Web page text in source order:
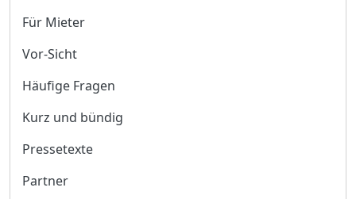
Für Mieter
Vor-Sicht
Häufige Fragen
Kurz und bündig
Pressetexte
Partner